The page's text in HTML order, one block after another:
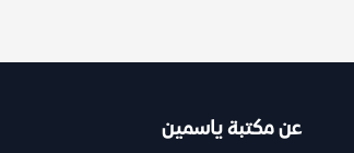
عن مكتبة ياسمين